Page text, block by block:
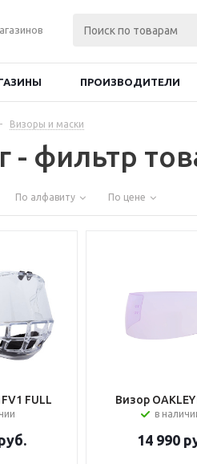
ПРОИЗВОДИТЕЛИ
- Визоры и маски
- фильтр
По алфавиту По цене
FULL Визор
в
14 990